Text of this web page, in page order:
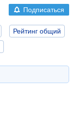
Подписаться
Рейтинг общий